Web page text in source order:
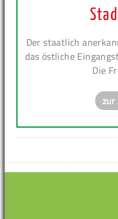
Der staatlich
das östliche
Die
zur